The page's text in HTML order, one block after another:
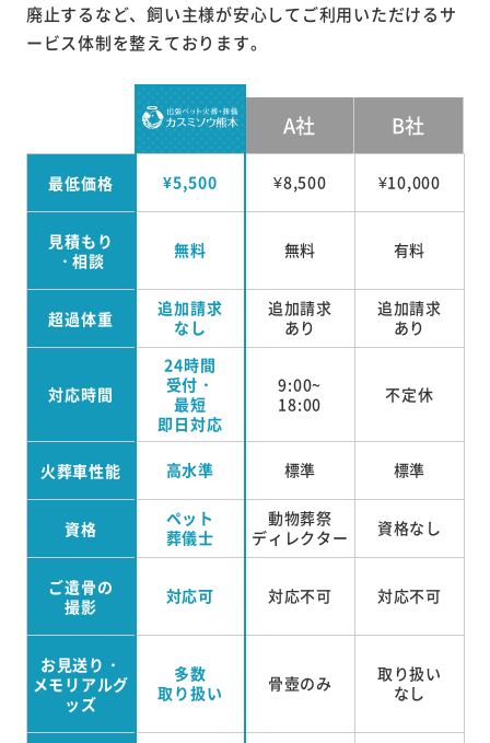
廃止するなど、飼い主様が安心してご利用いただけるサ
ービス体制を整えております。
A社 B社
最低価格 ¥5,500 ¥8,500 ¥10,000
見積もり
・相談
無料 無料 有料
超過体重
追加請求
なし
追加請求
あり
追加請求
あり
対応時間
24時間
受付・
最短
即日対応
9:00~
18:00
不定休
火葬車性能 高水準 標準 標準
資格
ペット
葬儀士
動物葬祭
ディレクター
資格なし
ご遺骨の
撮影
対応可 対応不可 対応不可
お見送り・
メモリアルグ
ッズ
多数
取り扱い
骨壺のみ
取り扱い
なし